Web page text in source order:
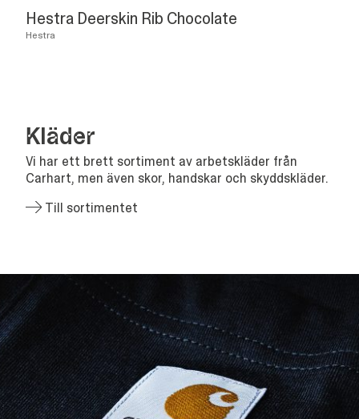
Hestra Deerskin Rib Chocolate
Hestra
Klä­der
Vi har ett brett sortiment av arbetskläder från
Carhart, men även skor, handskar och skyddskläder.
Till sortimentet